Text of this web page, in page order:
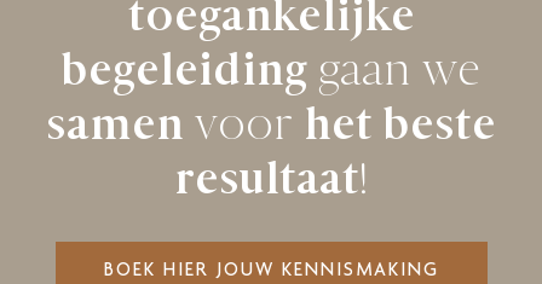
toegankelijke
begeleiding gaan we
samen voor het beste
resultaat!
BOEK HIER JOUW KENNISMAKING